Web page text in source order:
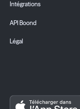
Intégrations
API Boond
Légal